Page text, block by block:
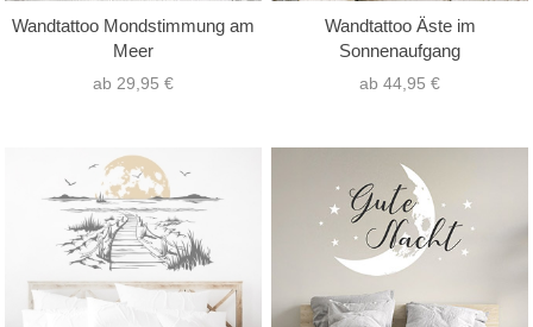
Wandtattoo Mondstimmung am
Meer
ab 29,95 €
Wandtattoo Äste im
Sonnenaufgang
ab 44,95 €